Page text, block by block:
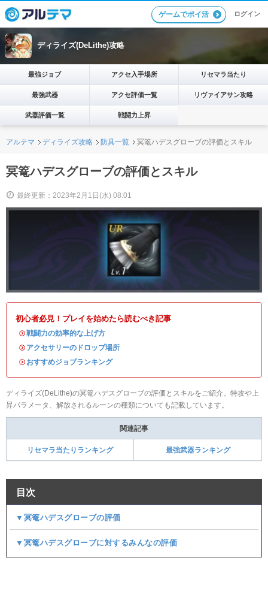
ゲームでポイ活 ログイン
ディライズ(DeLithe)攻略
最強ジョブ アクセ入手場所 リセマラ当たり
最強武器 アクセ評価一覧 リヴァイアサン攻略
武器評価一覧 戦闘力上昇
アルテマ ディライズ攻略 防具一覧 冥篭ハデスグローブの評価とスキル
冥篭ハデスグローブの評価とスキル
最終更新：2023年2月1日(水) 08:01
初心者必見！プレイを始めたら読むべき記事
・戦闘力の効率的な上げ方
・ アクセサリーのドロップ場所
・ おすすめジョブランキング
ディライズ(DeLithe)の冥篭ハデスグローブの評価とスキルをご紹介。特攻や上
昇パラメータ、解放されるルーンの種類についても記載しています。
関連記事
リセマラ当たりランキング 最強武器ランキング
目次
▼冥篭ハデスグローブの評価
▼冥篭ハデスグローブに対するみんなの評価